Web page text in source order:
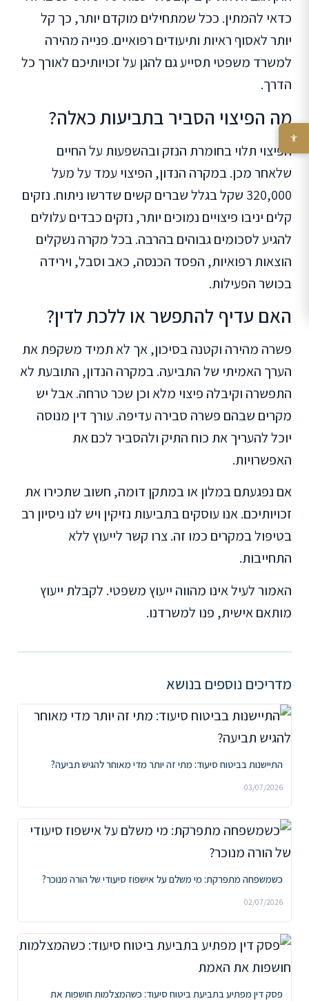
כדאי להמתין. ככל שמתחילים מוקדם יותר, כך קל
יותר לאסוף ראיות ותיעודים רפואיים. פנייה מהירה
למשרד משפטי תסייע גם להגן על זכויותיכם לאורך כל
הדרך.
מה הפיצוי הסביר בתביעות כאלה?
הפיצוי תלוי בחומרת הנזק ובהשפעות על החיים
שלאחר מכן. במקרה הנדון, הפיצוי עמד על מעל
320,000 שקל בגלל שברים קשים שדרשו ניתוח. נזקים
קלים יניבו פיצויים נמוכים יותר, נזקים כבדים עלולים
להגיע לסכומים גבוהים בהרבה. בכל מקרה נשקלים
הוצאות רפואיות, הפסד הכנסה, כאב וסבל, וירידה
בכושר הפעילות.
האם עדיף להתפשר או ללכת לדין?
פשרה מהירה וקטנה בסיכון, אך לא תמיד משקפת את
הערך האמיתי של התביעה. במקרה הנדון, התובעת לא
התפשרה וקיבלה פיצוי מלא וכן שכר טרחה. אבל יש
מקרים שבהם פשרה סבירה עדיפה. עורך דין מנוסה
יוכל להעריך את כוח התיק ולהסביר לכם את
האפשרויות.
אם נפגעתם במלון או במתקן דומה, חשוב שתכירו את
זכויותיכם. אנו עוסקים בתביעות נזיקין ויש לנו ניסיון רב
בטיפול במקרים כמו זה. צרו קשר לייעוץ ללא
התחייבות.
האמור לעיל אינו מהווה ייעוץ משפטי. לקבלת ייעוץ
מותאם אישית, פנו למשרדנו.
מדריכים נוספים בנושא
התיישנות בביטוח סיעוד: מתי זה יותר מדי מאוחר להגיש תביעה?
03/07/2026
כשמשפחה מתפרקת: מי משלם על אישפוז סיעודי של הורה מנוכר?
02/07/2026
פסק דין מפתיע בתביעת ביטוח סיעוד: כשהמצלמות חושפות את